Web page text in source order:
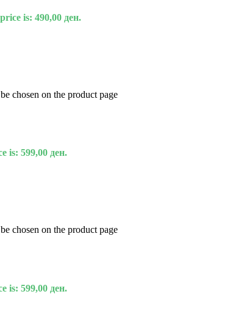
is: 490,00 ден.
chosen on the product page
is: 599,00 ден.
chosen on the product page
is: 599,00 ден.